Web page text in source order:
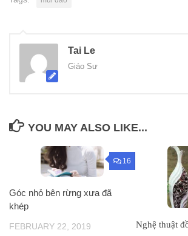
Tai Le
Giáo Sư
YOU MAY ALSO LIKE...
16
Góc nhỏ bên rừng xưa đã
khép
FEBRUARY 22, 2019 Nghệ thuật